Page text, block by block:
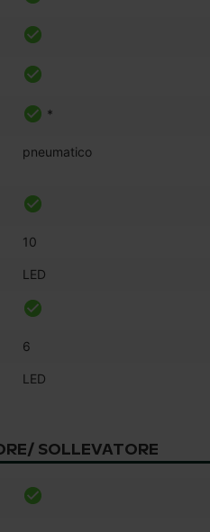
*
pneumatico
10
LED
6
LED
SOLLEVATORE